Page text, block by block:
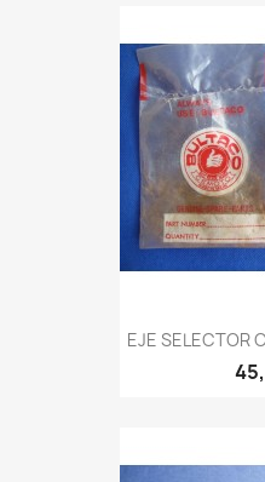
EJE SELECTOR